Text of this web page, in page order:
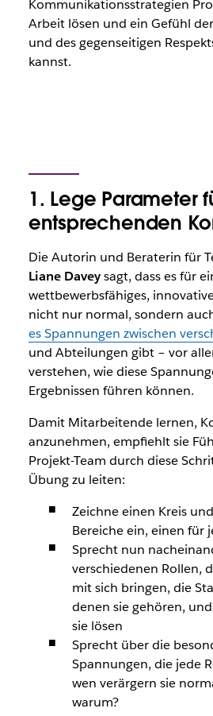
Kommunikationsstrategien
Arbeit lösen und ein Gefühl
und des gegenseitigen
kannst.
1. Lege Parameter
entsprechenden
Die Autorin und Beraterin für
Liane Daveysagt, dass es für
wettbewerbsfähiges,
nicht nur normal, sondern
es Spannungen zwischen
und Abteilungen gibt – vor
verstehen, wie diese
Ergebnissen führen können.
Damit Mitarbeitende lernen,
anzunehmen, empfiehlt sie
Projekt-Team durch diese
Übung zu leiten:
Zeichne einen Kreis
Bereiche ein, einen für
Sprecht nun
verschiedenen Rollen,
mit sich bringen, die
denen sie gehören,
sie lösen
Sprecht über die
Spannungen, die jede
wen verärgern sie
warum?